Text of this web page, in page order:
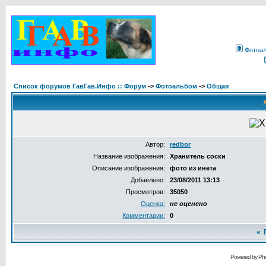
Список форумов ГавГав.Инфо :: Форум -> Фотоальбом -> Общая
Автор:
redbor
Название изображения:
Хранитель соски
Описание изображения:
фото из инета
Добавлено:
23/08/2011 13:13
Просмотров:
35050
Оценка:
не оценено
Комментарии:
0
«
Powered by